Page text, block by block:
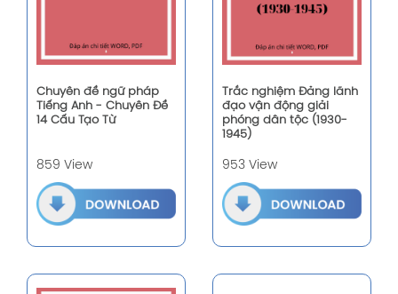
Chuyên đề ngữ pháp
Tiếng Anh - Chuyên Đề
14 Cấu Tạo Từ
859 View
Trắc nghiệm Đảng lãnh
đạo vận động giải
phóng dân tộc (1930-
1945)
953 View